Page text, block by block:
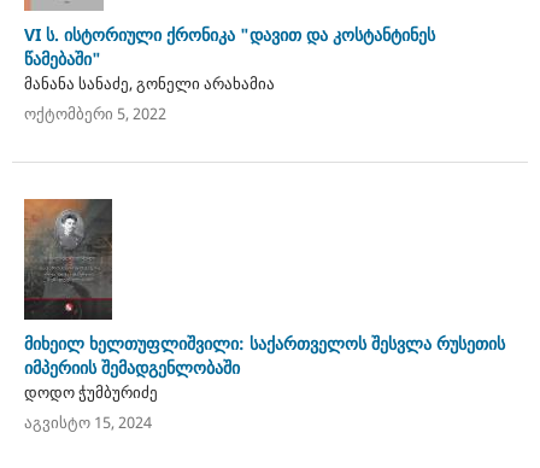
VI ს. ისტორიული ქრონიკა "დავით და კოსტანტინეს
წამებაში"
მანანა სანაძე, გონელი არახამია
ოქტომბერი 5, 2022
მიხეილ ხელთუფლიშვილი: საქართველოს შესვლა რუსეთის
იმპერიის შემადგენლობაში
დოდო ჭუმბურიძე
აგვისტო 15, 2024